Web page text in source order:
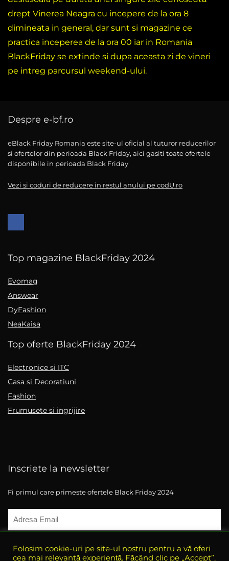
drept Vinerea Neagra cu incepere de la ora 8
dimineata in general, dar sunt si magazine ce
practica inceperea de la ora 00 iar in Romania
BlackFriday se extinde si dupa aceasta zi de vineri
pe intreg parcursul weekend-ului.
Despre e-bf.ro
eBlack Friday Romania este site-ul oficial al tuturor reducerilor
si ofertelor din perioada Black Friday, aici gasiti toate ofertele
disponibile in perioada Black Friday
Vezi si coduri de reducere in restul anului pe codU.ro
Top magazine BlackFriday 2024
Evomag
Answear
DyFashion
NeaKaisa
Top oferte BlackFriday 2024
Electronice si ITC
Casa si Decoratiuni
Fashion
Frumusete si ingrijire
Inscriete la newsletter
Fi primul care primeste ofertele Black Friday 2024
Folosim cookie-uri pe site-ul nostru pentru a vă oferi
cea mai relevantă experiență. Făcând clic pe „Accept”,